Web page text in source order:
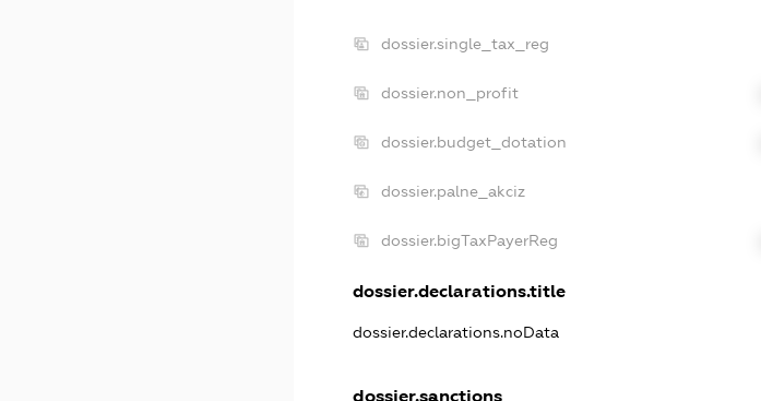
dossier.single_tax_reg
dossier.non_profit
dossier.budget_dotation
dossier.palne_akciz
dossier.bigTaxPayerReg
dossier.declarations.title
dossier.declarations.noData
dossier.sanctions